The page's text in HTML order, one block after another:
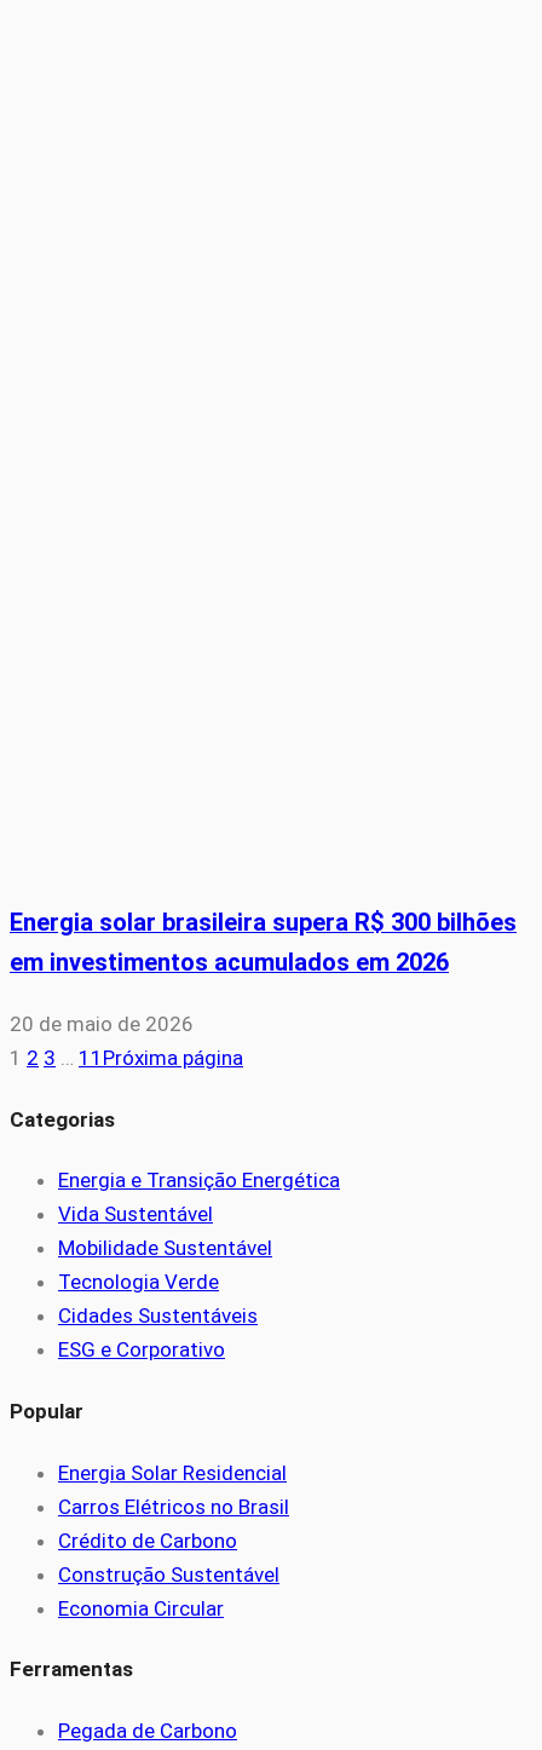
Energia solar brasileira supera R$ 300 bilhões
em investimentos acumulados em 2026
20 de maio de 2026
1 2 3 … 11 Próxima página
Categorias
Energia e Transição Energética
Vida Sustentável
Mobilidade Sustentável
Tecnologia Verde
Cidades Sustentáveis
ESG e Corporativo
Popular
Energia Solar Residencial
Carros Elétricos no Brasil
Crédito de Carbono
Construção Sustentável
Economia Circular
Ferramentas
Pegada de Carbono